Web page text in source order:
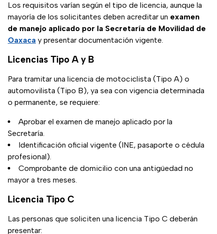
Los requisitos varían según el tipo de licencia, aunque la
mayoría de los solicitantes deben acreditar un examen
de manejo aplicado por la Secretaría de Movilidad de
Oaxaca y presentar documentación vigente.
Licencias Tipo A y B
Para tramitar una licencia de motociclista (Tipo A) o
automovilista (Tipo B), ya sea con vigencia determinada
o permanente, se requiere:
Aprobar el examen de manejo aplicado por la
Secretaría.
Identificación oficial vigente (INE, pasaporte o cédula
profesional).
Comprobante de domicilio con una antigüedad no
mayor a tres meses.
Licencia Tipo C
Las personas que soliciten una licencia Tipo C deberán
presentar: